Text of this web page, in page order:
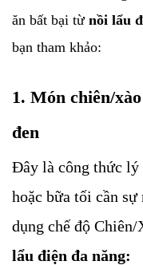
ăn bất bại từ nồi lẩu
bạn tham khảo:
1. Món chiên/
đen
Đây là công thức lý
hoặc bữa tối cần sự
dụng chế độ
lẩu điện đa năng: